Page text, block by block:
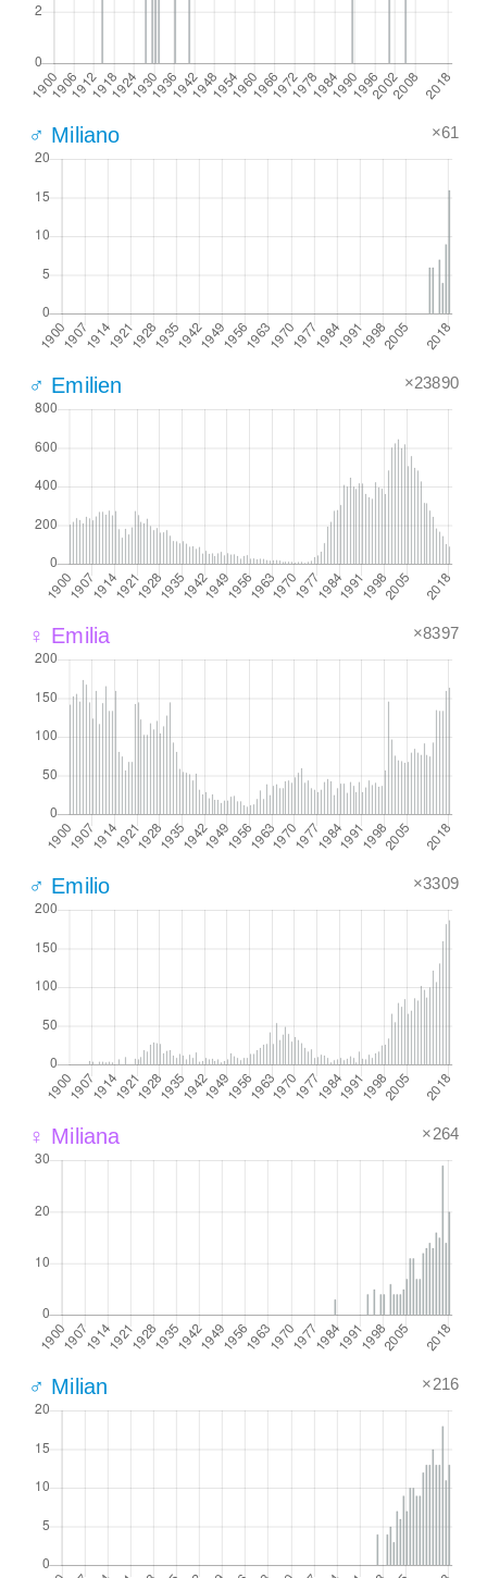
♂ Miliano ×61
♂ Emilien ×23890
♀ Emilia ×8397
♂ Emilio ×3309
♀ Miliana ×264
♂ Milian ×216